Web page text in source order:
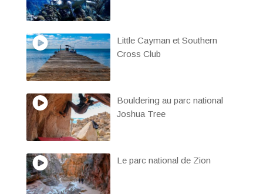
Little Cayman et Southern
Cross Club
Bouldering au parc national
Joshua Tree
Le parc national de Zion